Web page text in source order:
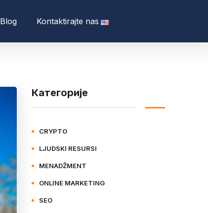
Blog Kontaktirajte nas
Категорије
CRYPTO
LJUDSKI RESURSI
MENADŽMENT
ONLINE MARKETING
SEO